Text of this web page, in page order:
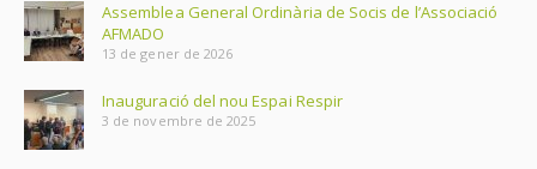
Assemblea General Ordinària de Socis de l’Associació
AFMADO
13 de gener de 2026
Inauguració del nou Espai Respir
3 de novembre de 2025